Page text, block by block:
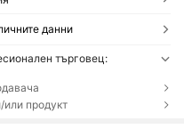
данни
търговец:
или продукт